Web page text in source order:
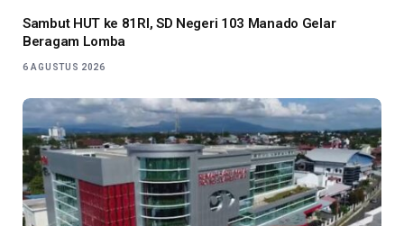
Sambut HUT ke 81RI, SD Negeri 103 Manado Gelar
Beragam Lomba
6 AGUSTUS 2026